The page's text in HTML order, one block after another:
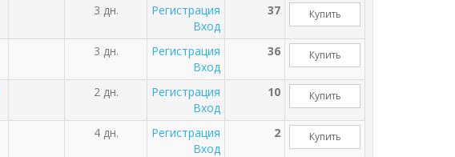
3 дн.
Регистрация
Вход
37 Купить
3 дн.
Регистрация
Вход
36 Купить
2 дн.
Регистрация
Вход
10 Купить
4 дн.
Регистрация
Вход
2 Купить